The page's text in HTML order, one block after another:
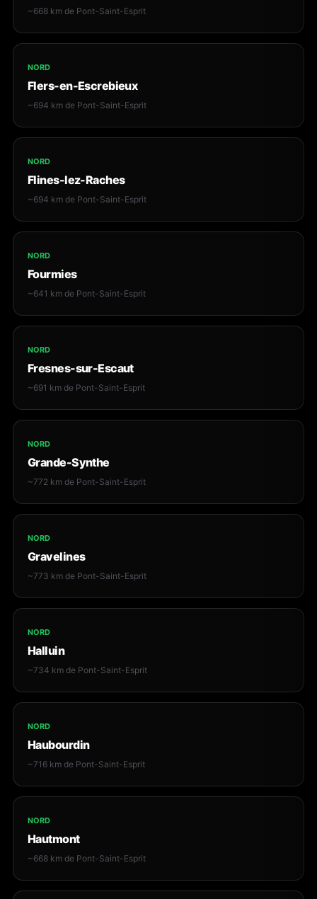
~668 km de Pont-Saint-Esprit
NORD
Flers-en-Escrebieux
~694 km de Pont-Saint-Esprit
NORD
Flines-lez-Raches
~694 km de Pont-Saint-Esprit
NORD
Fourmies
~641 km de Pont-Saint-Esprit
NORD
Fresnes-sur-Escaut
~691 km de Pont-Saint-Esprit
NORD
Grande-Synthe
~772 km de Pont-Saint-Esprit
NORD
Gravelines
~773 km de Pont-Saint-Esprit
NORD
Halluin
~734 km de Pont-Saint-Esprit
NORD
Haubourdin
~716 km de Pont-Saint-Esprit
NORD
Hautmont
~668 km de Pont-Saint-Esprit